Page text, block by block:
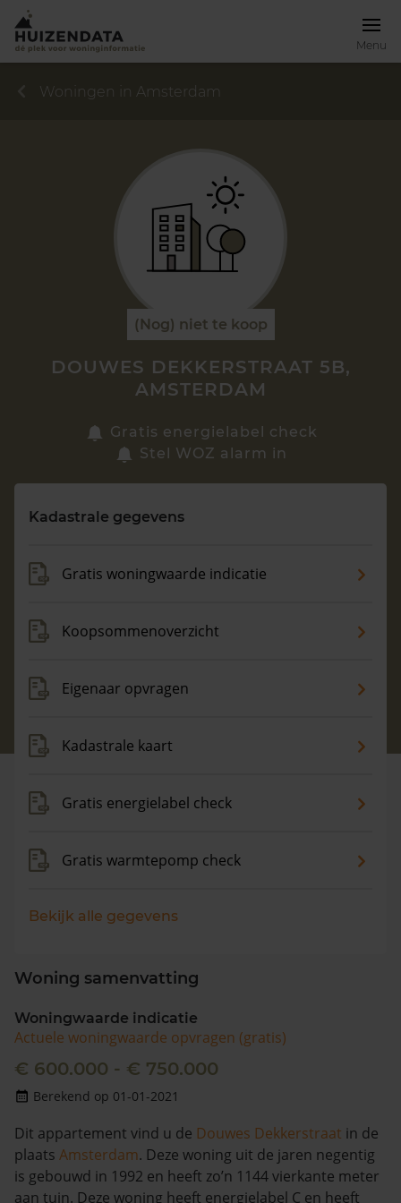
Menu
Vragen? Neem contact met ons op
088 220 4200
Woningen in Amsterdam
(Nog) niet te koop
DOUWES DEKKERSTRAAT 5B,
AMSTERDAM
Gratis energielabel check
Stel WOZ alarm in
Kadastrale gegevens
Gratis woningwaarde indicatie
Koopsommenoverzicht
Eigenaar opvragen
Kadastrale kaart
Gratis energielabel check
Gratis warmtepomp check
Bekijk alle gegevens
Woning samenvatting
Woningwaarde indicatie
Actuele woningwaarde opvragen (gratis)
€ 600.000 - € 750.000
Berekend op 01-01-2021
Dit appartement vind u de Douwes Dekkerstraat in de
plaats Amsterdam. Deze woning uit de jaren negentig
is gebouwd in 1992 en heeft zo’n 1144 vierkante meter
aan tuin. Deze woning heeft energielabel C en heeft